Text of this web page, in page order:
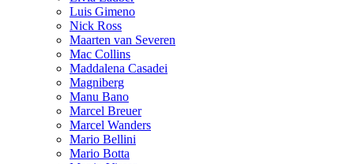
Luis Gimeno
Nick Ross
Maarten van Severen
Mac Collins
Maddalena Casadei
Magniberg
Manu Bano
Marcel Breuer
Marcel Wanders
Mario Bellini
Mario Botta